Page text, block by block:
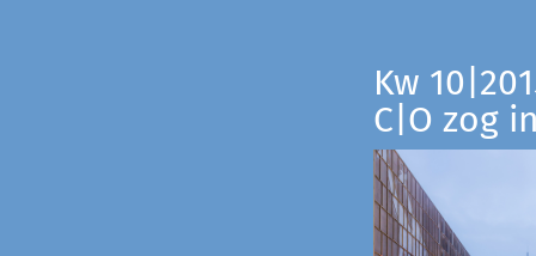
Kw
C|O zog